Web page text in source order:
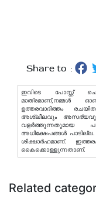
Share to :
ഇവിടെ പോസ്റ്റ്
മാത്രമാണ്,നമ്മൾ
ഉത്തരവാദിത്തം
അശ്ലീലവും അസഭ്യവും
വളര്‍ത്തുന്നതുമായ
അധിക്ഷേപങ്ങള്‍
ശിക്ഷാര്‍ഹമാണ്.
കൈക്കൊള്ളുന്നതാണ്.
Related